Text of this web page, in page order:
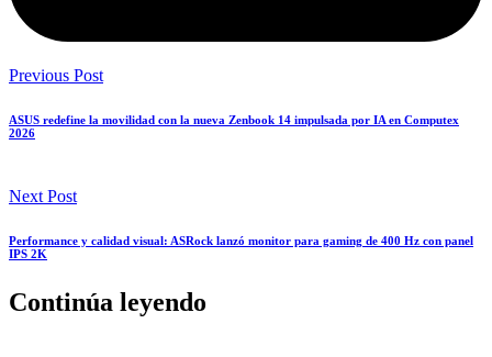
Previous Post
ASUS redefine la movilidad con la nueva Zenbook 14 impulsada por IA en Computex
2026
Next Post
Performance y calidad visual: ASRock lanzó monitor para gaming de 400 Hz con panel
IPS 2K
Continúa leyendo